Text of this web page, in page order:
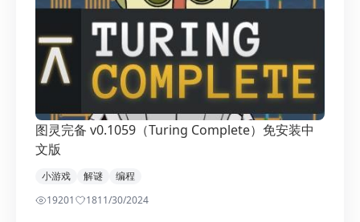
图灵完备 v0.1059（Turing Complete）免安装中
文版
小游戏 解谜
编程
19201
1811/30/2024